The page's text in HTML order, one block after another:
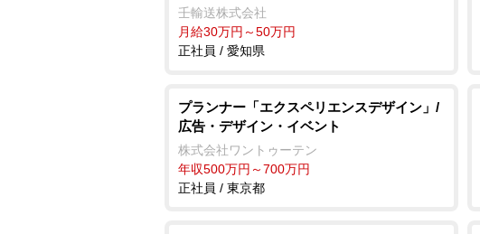
壬輸送株式会社
月給30万円～50万円
正社員 / 愛知県
プランナー「エクスペリエンスデザイン」/
広告・デザイン・イベント
株式会社ワントゥーテン
年収500万円～700万円
正社員 / 東京都